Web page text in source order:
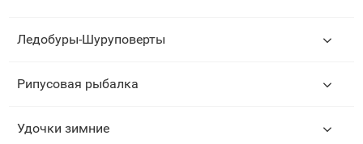
Ледобуры-Шуруповерты
Рипусовая рыбалка
Удочки зимние